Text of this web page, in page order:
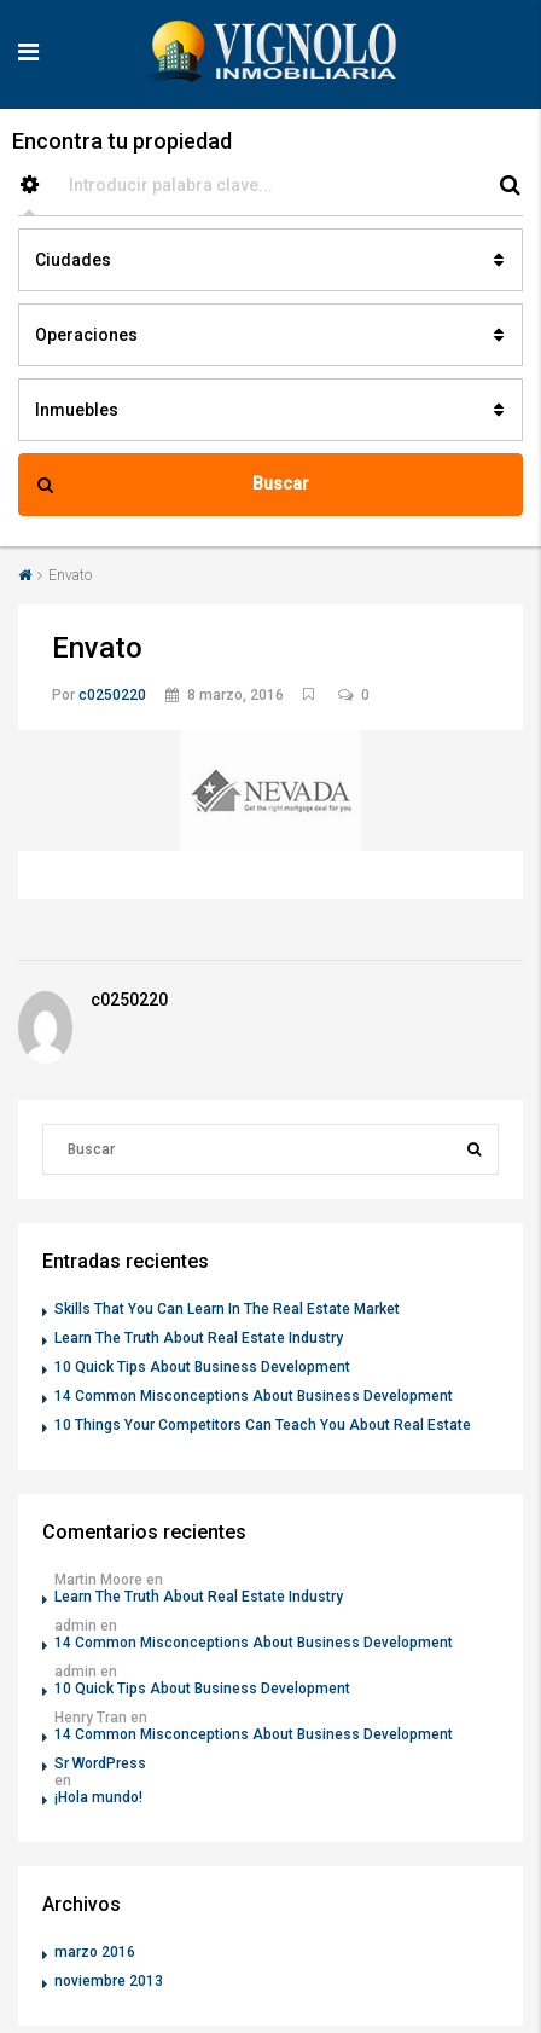
Encontra tu propiedad
Ciudades
Operaciones
Inmuebles
Buscar
Envato
Envato
Por c0250220 8 marzo, 2016 0
c0250220
Entradas recientes
Skills That You Can Learn In The Real Estate Market
Learn The Truth About Real Estate Industry
10 Quick Tips About Business Development
14 Common Misconceptions About Business Development
10 Things Your Competitors Can Teach You About Real Estate
Comentarios recientes
Martin Moore en
Learn The Truth About Real Estate Industry
admin en
14 Common Misconceptions About Business Development
admin en
10 Quick Tips About Business Development
Henry Tran en
14 Common Misconceptions About Business Development
Sr WordPress
en
¡Hola mundo!
Archivos
marzo 2016
noviembre 2013